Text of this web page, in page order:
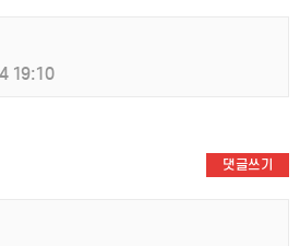
19:10
댓글쓰기